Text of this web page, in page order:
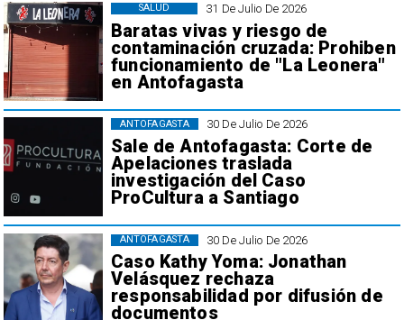
31 De Julio De 2026
Baratas vivas y riesgo de
contaminación cruzada: Prohiben
funcionamiento de "La Leonera"
en Antofagasta
SALUD
30 De Julio De 2026
Sale de Antofagasta: Corte de
Apelaciones traslada
investigación del Caso
ProCultura a Santiago
ANTOFAGASTA
30 De Julio De 2026
Caso Kathy Yoma: Jonathan
Velásquez rechaza
responsabilidad por difusión de
documentos
ANTOFAGASTA